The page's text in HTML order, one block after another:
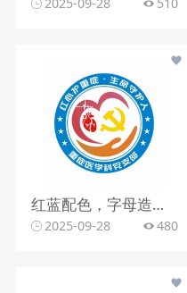
红蓝配色，字母造型，文字组合
2025-09-28 480